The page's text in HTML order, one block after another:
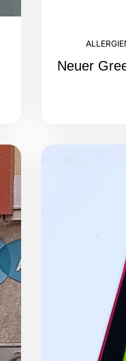
Neuer